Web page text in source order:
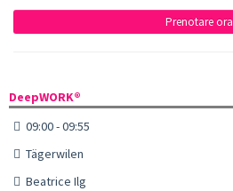
Prenotare ora
DeepWORK®
09:00 - 09:55
Tägerwilen
Beatrice Ilg